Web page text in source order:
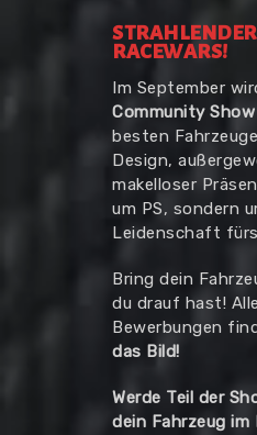
RACEWARS!
Im September
Community
besten
Design,
makelloser
um PS, sondern
Leidenschaft
Bring dein
du drauf hast!
Bewerbungen
das Bild!
Werde Teil der
dein Fahrzeug im